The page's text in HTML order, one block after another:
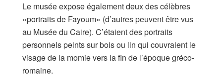
Le musée expose également deux des célèbres
«portraits de Fayoum» (d’autres peuvent être vus
au Musée du Caire). C’étaient des portraits
personnels peints sur bois ou lin qui couvraient le
visage de la momie vers la fin de l’époque gréco-
romaine.